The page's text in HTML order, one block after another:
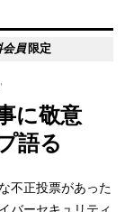
会員 限定
に敬意
語る
不正投票があった